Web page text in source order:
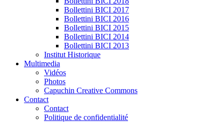
Bollettini BICI 2017
Bollettini BICI 2016
Bollettini BICI 2015
Bollettini BICI 2014
Bollettini BICI 2013
Institut Historique
Multimedia
Vidéos
Photos
Capuchin Creative Commons
Contact
Contact
Politique de confidentialité